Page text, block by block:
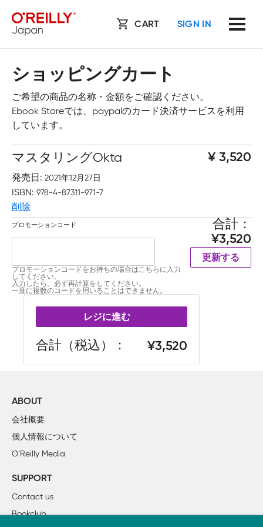
CART SIGN IN
ショッピングカート
ご希望の商品の名称・金額をご確認ください。
Ebook Storeでは、paypalのカード決済サービスを利用
しています。
マスタリングOkta
発売日 2021年12月27日
ISBN 978-4-87311-971-7
削除
3,520
プロモーションコード
プロモーションコードをお持ちの場合はこちらに入力
してください。
入力したら、必ず再計算をしてください。
一度に複数のコードを用いることはできません。
合計
3,520
更新する
レジに進む
合計（税込） 3,520
ABOUT
会社概要
個人情報について
O’Reilly Media
SUPPORT
Contact us
Bookclub